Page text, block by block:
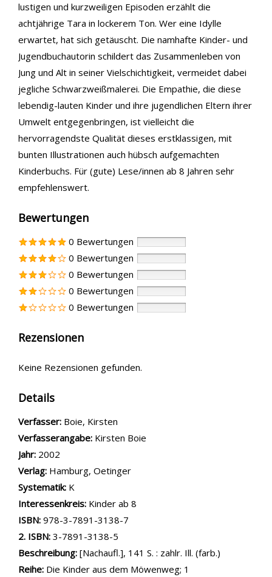
lustigen und kurzweiligen Episoden erzählt die
achtjährige Tara in lockerem Ton. Wer eine Idylle
erwartet, hat sich getäuscht. Die namhafte Kinder- und
Jugendbuchautorin schildert das Zusammenleben von
Jung und Alt in seiner Vielschichtigkeit, vermeidet dabei
jegliche Schwarzweißmalerei. Die Empathie, die diese
lebendig-lauten Kinder und ihre jugendlichen Eltern ihrer
Umwelt entgegenbringen, ist vielleicht die
hervorragendste Qualität dieses erstklassigen, mit
bunten Illustrationen auch hübsch aufgemachten
Kinderbuchs. Für (gute) Lese/innen ab 8 Jahren sehr
empfehlenswert.
Bewertungen
0 Bewertungen
0 Bewertungen
0 Bewertungen
0 Bewertungen
0 Bewertungen
Rezensionen
Keine Rezensionen gefunden.
Details
Verfasser: Suche nach diesem Verfasser
Boie, Kirsten
Verfasserangabe: Kirsten Boie
Jahr: 2002
Verlag: Hamburg, Oetinger
opens in new tab
Diesen Link in neuem Tab öffnen
Systematik: Suche nach dieser Systematik
K
Interessenkreis: Suche nach diesem Interessenskreis
Kinder ab 8
ISBN: 978-3-7891-3138-7
2. ISBN: 3-7891-3138-5
Beschreibung: [Nachaufl.], 141 S. : zahlr. Ill. (farb.)
Reihe: Die Kinder aus dem Möwenweg; 1